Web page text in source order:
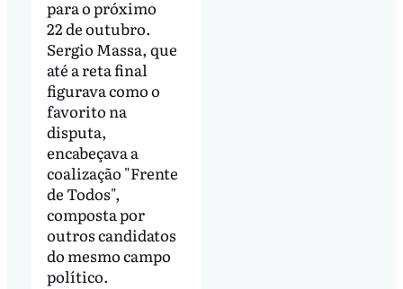
para o próximo
22 de outubro.
Sergio Massa, que
até a reta final
figurava como o
favorito na
disputa,
encabeçava a
coalização "Frente
de Todos",
composta por
outros candidatos
do mesmo campo
político.